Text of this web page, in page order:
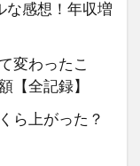
な感想！年収増
変わったこ
【全記録】
ら上がった？